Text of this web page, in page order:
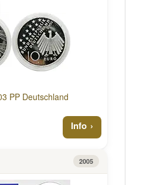
PP Deutschland
Info
2005